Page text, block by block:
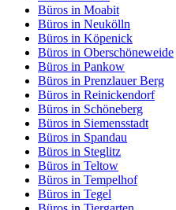
Büros in Moabit
Büros in Neukölln
Büros in Köpenick
Büros in Oberschöneweide
Büros in Pankow
Büros in Prenzlauer Berg
Büros in Reinickendorf
Büros in Schöneberg
Büros in Siemensstadt
Büros in Spandau
Büros in Steglitz
Büros in Teltow
Büros in Tempelhof
Büros in Tegel